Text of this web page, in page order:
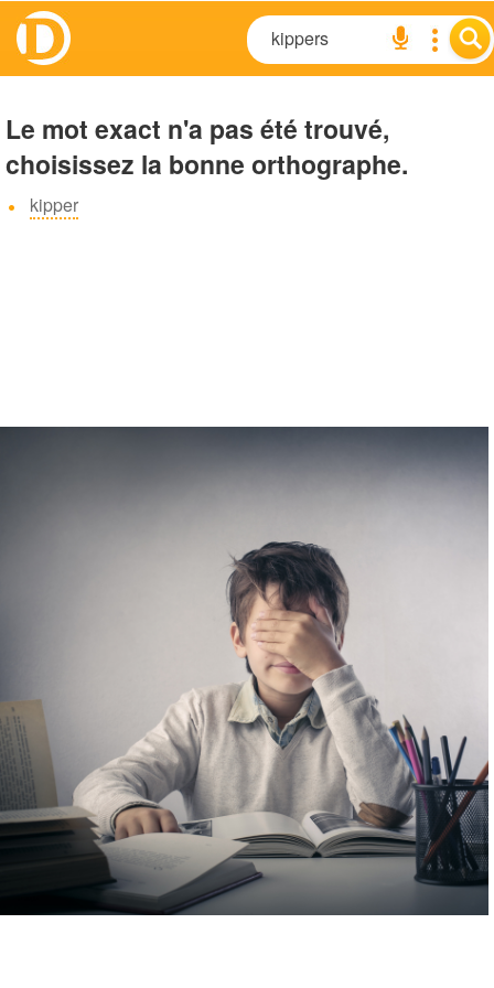
Le mot exact n'a pas été trouvé,
choisissez la bonne orthographe.
kipper